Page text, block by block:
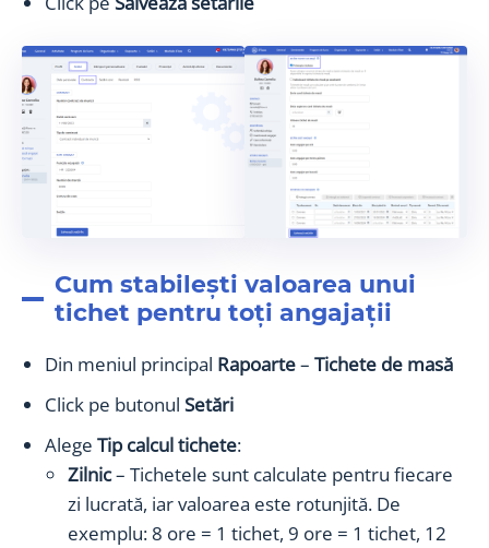
Cum stabilești valoarea unui
tichet pentru toți angajații
Din meniul principal Rapoarte– Tichete de masă
Click pe butonul Setări
Alege Tip calcul tichete:
Zilnic– Tichetele sunt calculate pentru fiecare
zi lucrată, iar valoarea este rotunjită. De
exemplu: 8 ore = 1 tichet, 9 ore = 1 tichet, 12